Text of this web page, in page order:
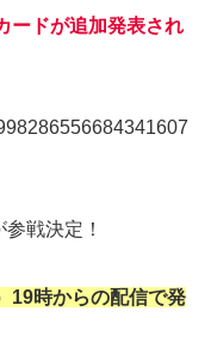
ードが追加発表され
戦決定！
19時からの配信で発